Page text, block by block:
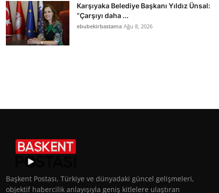
Karşıyaka Belediye Başkanı Yıldız Ünsal:
“Çarşıyı daha ...
ebubekirbastama Ağu 8, 2026
Başkent Postası, Türkiye ve dünyadaki güncel gelişmeleri,
objektif habercilik anlayışıyla geniş kitlelere ulaştıran